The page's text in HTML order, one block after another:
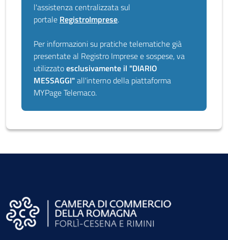
l'assistenza centralizzata sul
portale RegistroImprese.
Per informazioni su pratiche telematiche già
presentate al Registro Imprese e sospese, va
utilizzatoesclusivamente il "DIARIO
MESSAGGI"all'interno della piattaforma
MYPage Telemaco.